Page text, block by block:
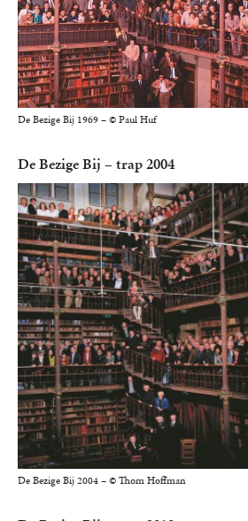
De Bezige Bij 1969 – © Paul Huf
De Bezige Bij – trap 2004
De Bezige Bij 2004 – © Thom Hoffman